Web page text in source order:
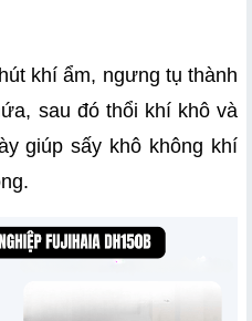
khí ẩm, ngưng tụ thành
sau đó thổi khí khô và
giúp sấy khô không khí